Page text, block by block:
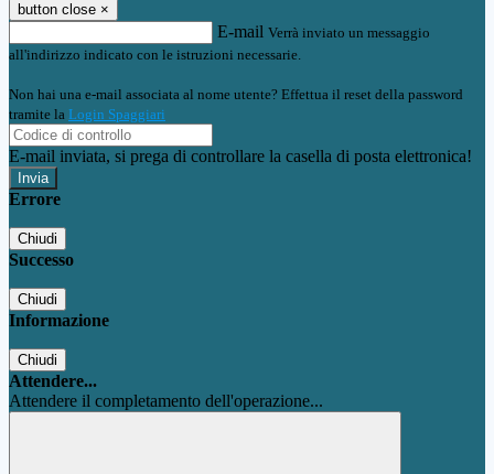
button close ×
E-mail Verrà inviato un messaggio
all'indirizzo indicato con le istruzioni necessarie.
Non hai una e-mail associata al nome utente? Effettua il reset della password
tramite la Login Spaggiari
E-mail inviata, si prega di controllare la casella di posta elettronica!
Errore
Chiudi
Successo
Chiudi
Informazione
Chiudi
Attendere...
Attendere il completamento dell'operazione...